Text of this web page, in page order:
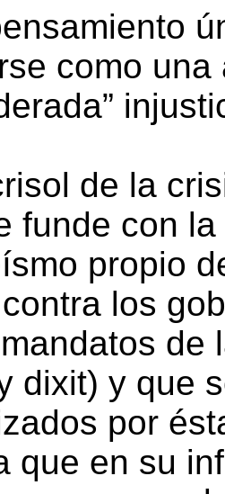
como una
de la
funde con
propio
los
de
dixit) y que
por
que en su